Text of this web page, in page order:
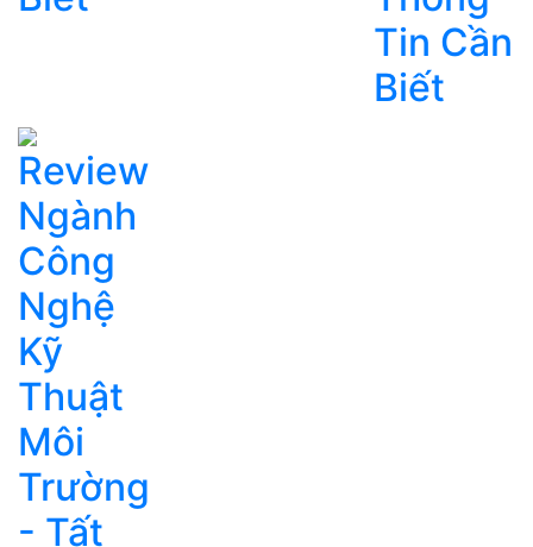
Tin Cần
Biết
Review
Ngành
Công
Nghệ
Kỹ
Thuật
Môi
Trường
- Tất